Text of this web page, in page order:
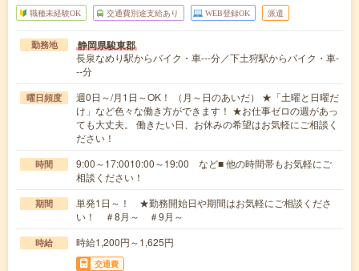
職種未経験OK 交通費別途支給あり WEB登録OK 派遣
勤務地 静岡県駿東郡
長泉なめり駅からバイク・車---分／下土狩駅からバイク・車-
--分
曜日頻度
週0日～/月1日～OK！ （月～日のあいだ） ★「土曜と日曜だ
け」など色々な働き方ができます！ ★お仕事ゼロの週があっ
ても大丈夫。 働きたい日、お休みの希望はお気軽にご相談く
ださい！
時間
9:00～17:0010:00～19:00 など■ 他の時間帯もお気軽にご
相談ください！
期間
単発1日～！ ★勤務開始日や期間はお気軽にご相談くださ
い！ ＃8月～ ＃9月～
時給 時給1,200円～1,625円
交通費